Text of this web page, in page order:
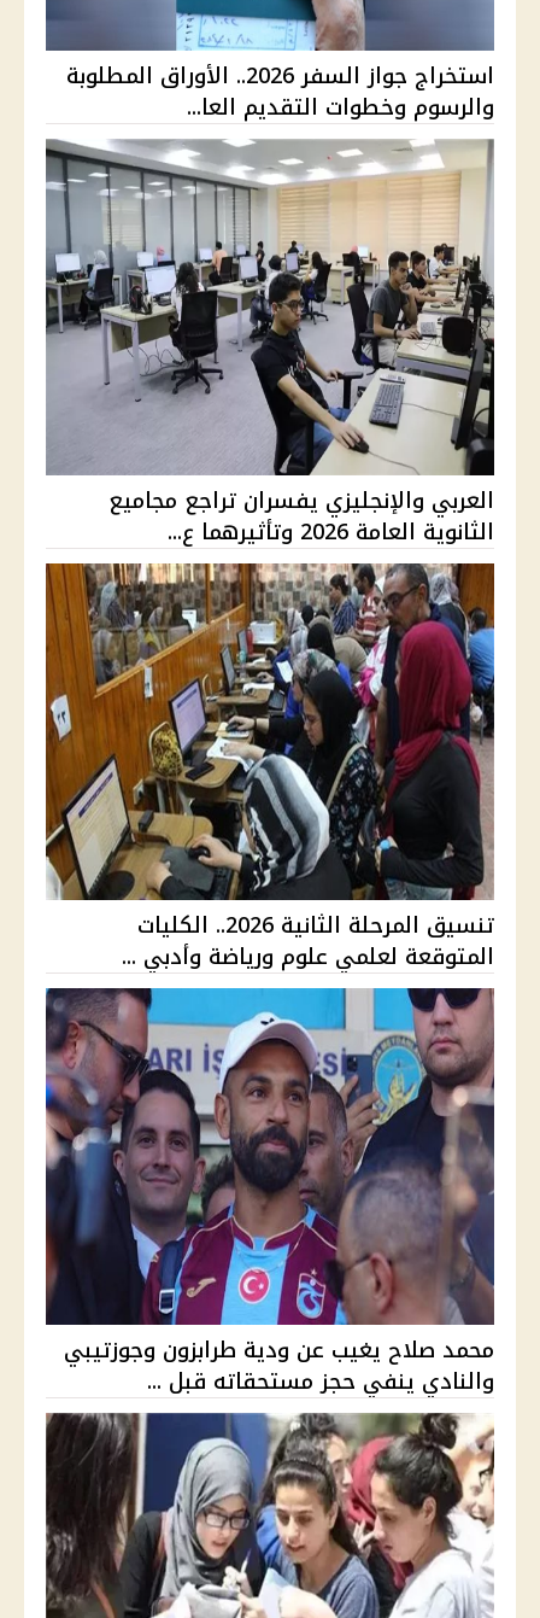
استخراج جواز السفر 2026.. الأوراق المطلوبة
والرسوم وخطوات التقديم العا...
العربي والإنجليزي يفسران تراجع مجاميع
الثانوية العامة 2026 وتأثيرهما ع...
تنسيق المرحلة الثانية 2026.. الكليات
المتوقعة لعلمي علوم ورياضة وأدبي ...
محمد صلاح يغيب عن ودية طرابزون وجوزتيبي
والنادي ينفي حجز مستحقاته قبل ...